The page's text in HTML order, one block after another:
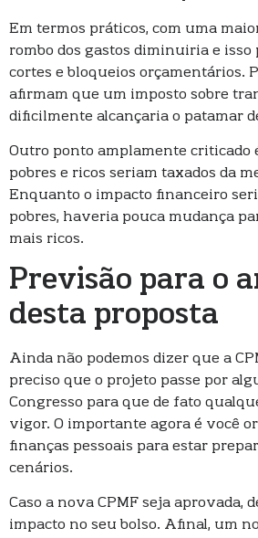
Em termos práticos, com uma
rombo dos gastos diminuiria e
cortes e bloqueios orçamentários.
afirmam que um imposto sobre
dificilmente alcançaria o patamar
Outro ponto amplamente criticado
pobres e ricos seriam taxados da
Enquanto o impacto financeiro
pobres, haveria pouca mudança
mais ricos.
Previsão para o
desta proposta
Ainda não podemos dizer que a
preciso que o projeto passe por
Congresso para que de fato
vigor. O importante agora é você
finanças pessoais para estar
cenários.
Caso a nova CPMF seja aprovada,
impacto no seu bolso. Afinal, um